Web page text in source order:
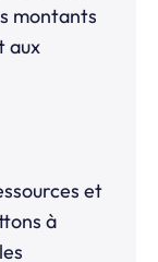
montants
aux
et
à